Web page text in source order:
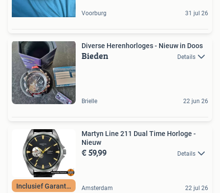
Voorburg 31 jul 26
Diverse Herenhorloges - Nieuw in Doos
Bieden Details
Brielle 22 jun 26
Inclusief Garantie
Martyn Line 211 Dual Time Horloge -
Nieuw
€ 59,99 Details
Amsterdam 22 jul 26